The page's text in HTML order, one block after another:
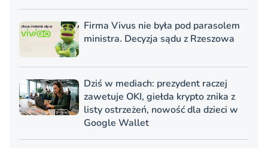
Firma Vivus nie była pod parasolem
ministra. Decyzja sądu z Rzeszowa
Dziś w mediach: prezydent raczej
zawetuje OKI, giełda krypto znika z
listy ostrzeżeń, nowość dla dzieci w
Google Wallet